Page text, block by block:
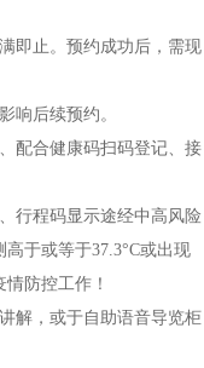
即止。预约成功后，需现
响后续预约。
配合健康码扫码登记、接
行程码显示途经中高风险
于或等于37.3°C或出现
防控工作！
解，或于自助语音导览柜